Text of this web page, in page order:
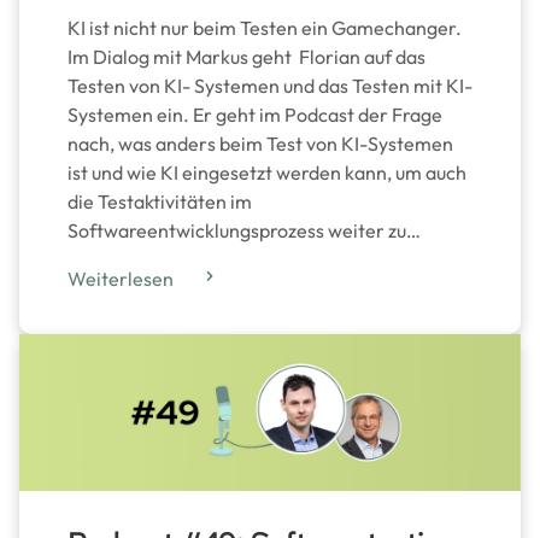
KI ist nicht nur beim Testen ein Gamechanger.
Im Dialog mit Markus geht Florian auf das
Testen von KI- Systemen und das Testen mit KI-
Systemen ein. Er geht im Podcast der Frage
nach, was anders beim Test von KI-Systemen
ist und wie KI eingesetzt werden kann, um auch
die Testaktivitäten im
Softwareentwicklungsprozess weiter zu…
Weiterlesen